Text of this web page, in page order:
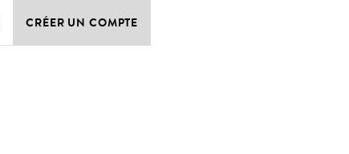
CRÉER UN COMPTE